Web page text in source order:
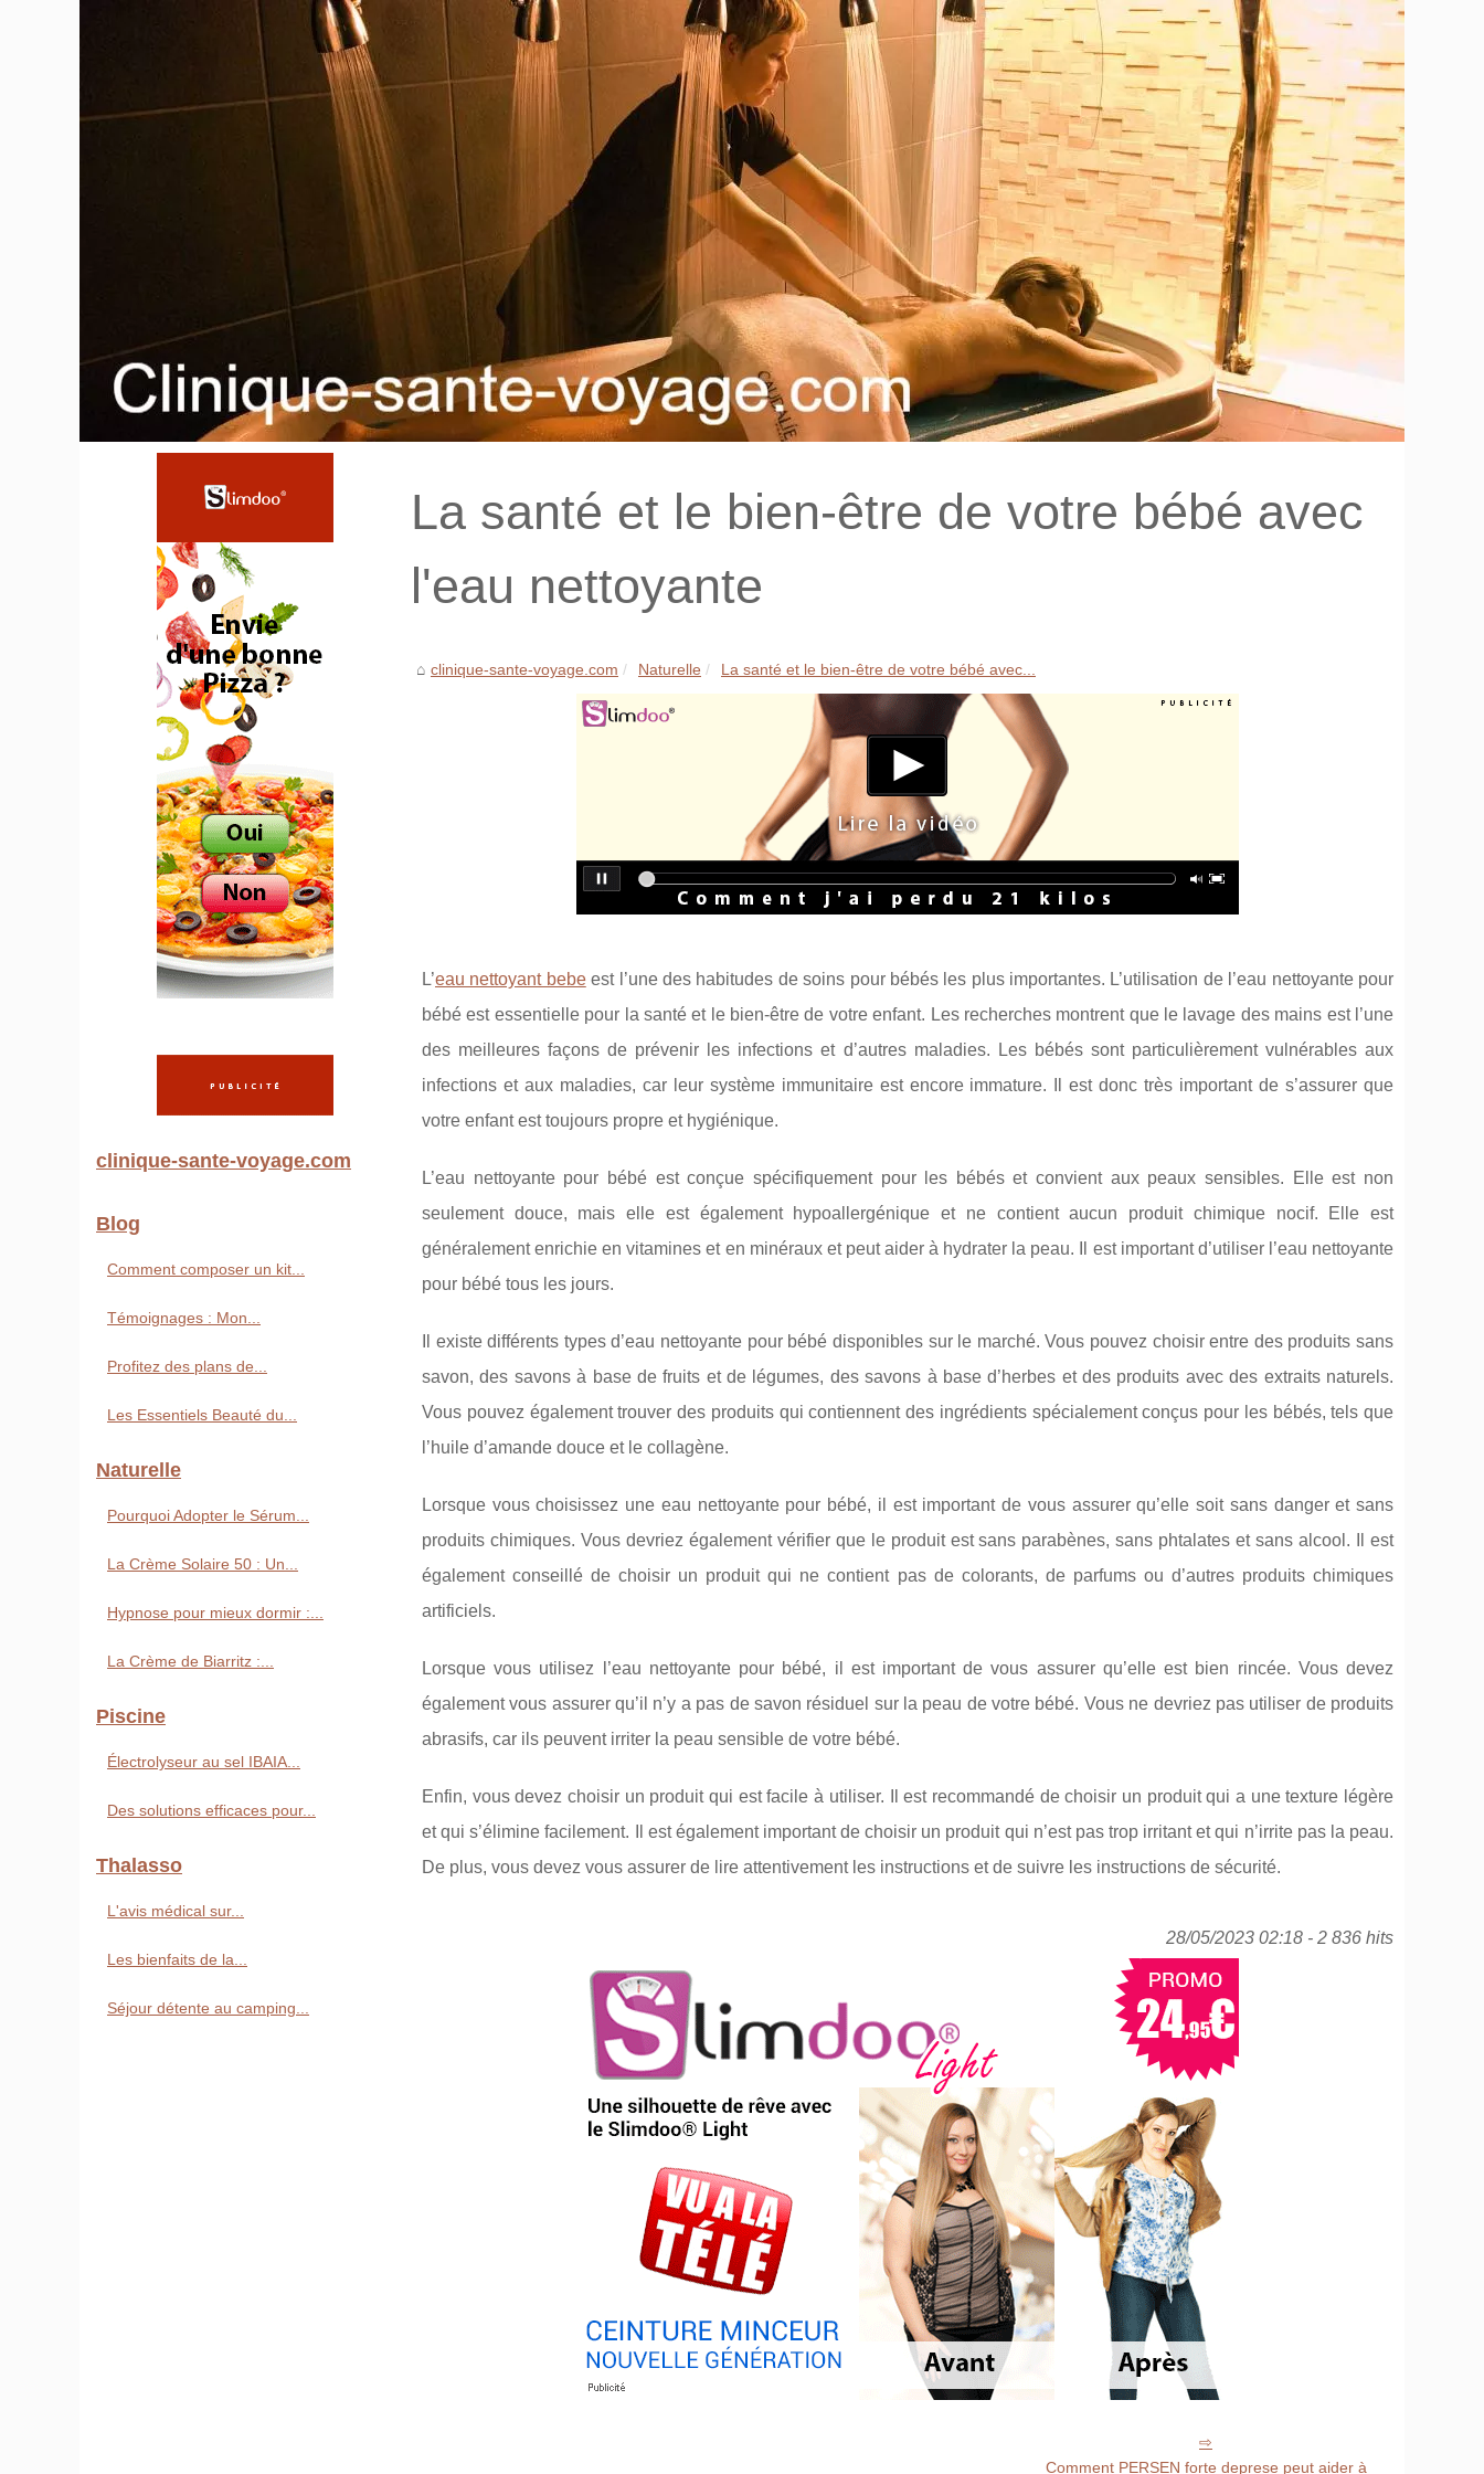
La santé et le bien-être de votre bébé avec
l'eau nettoyante
clinique-sante-voyage.com Naturelle La santé et le bien-être de votre bébé avec...
L’eau nettoyant bebeest l’une des habitudes de soins pour bébés les plus importantes. L’utilisation de l’eau nettoyante pour
bébé est essentielle pour la santé et le bien-être de votre enfant. Les recherches montrent que le lavage des mains est l’une
des meilleures façons de prévenir les infections et d’autres maladies. Les bébés sont particulièrement vulnérables aux
infections et aux maladies, car leur système immunitaire est encore immature. Il est donc très important de s’assurer que
votre enfant est toujours propre et hygiénique.
L’eau nettoyante pour bébé est conçue spécifiquement pour les bébés et convient aux peaux sensibles. Elle est non
seulement douce, mais elle est également hypoallergénique et ne contient aucun produit chimique nocif. Elle est
généralement enrichie en vitamines et en minéraux et peut aider à hydrater la peau. Il est important d’utiliser l’eau nettoyante
pour bébé tous les jours.
Il existe différents types d’eau nettoyante pour bébé disponibles sur le marché. Vous pouvez choisir entre des produits sans
savon, des savons à base de fruits et de légumes, des savons à base d’herbes et des produits avec des extraits naturels.
Vous pouvez également trouver des produits qui contiennent des ingrédients spécialement conçus pour les bébés, tels que
l’huile d’amande douce et le collagène.
Lorsque vous choisissez une eau nettoyante pour bébé, il est important de vous assurer qu’elle soit sans danger et sans
produits chimiques. Vous devriez également vérifier que le produit est sans parabènes, sans phtalates et sans alcool. Il est
également conseillé de choisir un produit qui ne contient pas de colorants, de parfums ou d’autres produits chimiques
artificiels.
Lorsque vous utilisez l’eau nettoyante pour bébé, il est important de vous assurer qu’elle est bien rincée. Vous devez
également vous assurer qu’il n’y a pas de savon résiduel sur la peau de votre bébé. Vous ne devriez pas utiliser de produits
abrasifs, car ils peuvent irriter la peau sensible de votre bébé.
Enfin, vous devez choisir un produit qui est facile à utiliser. Il est recommandé de choisir un produit qui a une texture légère
et qui s’élimine facilement. Il est également important de choisir un produit qui n’est pas trop irritant et qui n’irrite pas la peau.
De plus, vous devez vous assurer de lire attentivement les instructions et de suivre les instructions de sécurité.
28/05/2023 02:18 - 2 836 hits
Comment PERSEN forte deprese peut aider à
clinique-sante-voyage.com
Blog
Comment composer un kit...
Témoignages : Mon...
Profitez des plans de...
Les Essentiels Beauté du...
Naturelle
Pourquoi Adopter le Sérum...
La Crème Solaire 50 : Un...
Hypnose pour mieux dormir :...
La Crème de Biarritz :...
Piscine
Électrolyseur au sel IBAIA...
Des solutions efficaces pour...
Thalasso
L'avis médical sur...
Les bienfaits de la...
Séjour détente au camping...